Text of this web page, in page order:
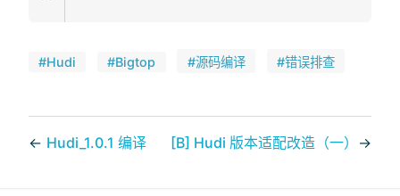
#Hudi #Bigtop #源码编译 #错误排查
← Hudi_1.0.1 编译 [B] Hudi 版本适配改造（一） →